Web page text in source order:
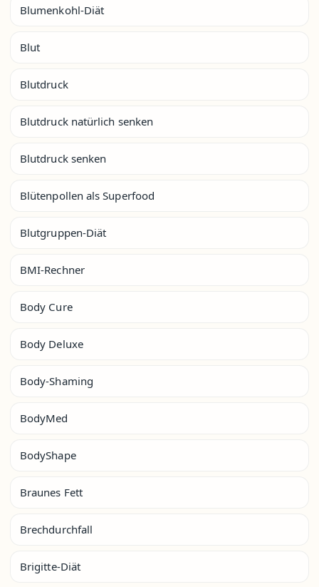
Blumenkohl-Diät
Blut
Blutdruck
Blutdruck natürlich senken
Blutdruck senken
Blütenpollen als Superfood
Blutgruppen-Diät
BMI-Rechner
Body Cure
Body Deluxe
Body-Shaming
BodyMed
BodyShape
Braunes Fett
Brechdurchfall
Brigitte-Diät